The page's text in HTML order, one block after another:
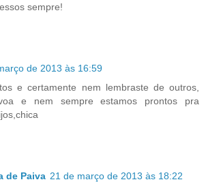
sempre!
de 2013 às 16:59
e certamente nem lembraste de outros,
e nem sempre estamos prontos pra
de Paiva 21 de março de 2013 às 18:22